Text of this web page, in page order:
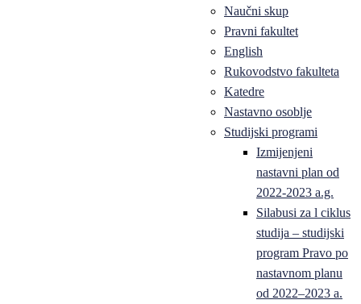
Naučni skup
Pravni fakultet
English
Rukovodstvo fakulteta
Katedre
Nastavno osoblje
Studijski programi
Izmijenjeni
nastavni plan od
2022-2023 a.g.
Silabusi za l ciklus
studija – studijski
program Pravo po
nastavnom planu
od 2022–2023 a.